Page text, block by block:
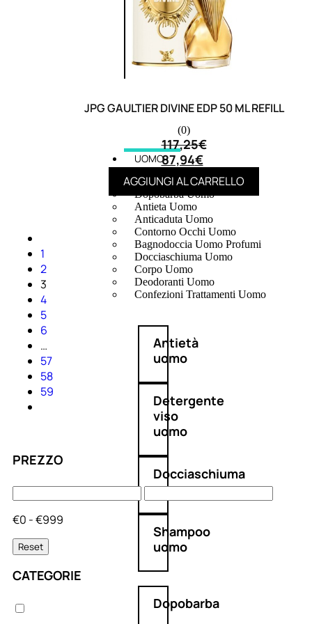
UOMO
Detergente Viso Uomo
Dopobarba Uomo
Antieta Uomo
Anticaduta Uomo
Contorno Occhi Uomo
Bagnodoccia Uomo Profumi
Docciaschiuma Uomo
Corpo Uomo
Deodoranti Uomo
Confezioni Trattamenti Uomo
Antietà
uomo
Detergente
viso
uomo
Docciaschiuma
uomo
Shampoo
uomo
Dopobarba
PREZZO
€0 - €999
Reset
CATEGORIE
JPG GAULTIER DIVINE EDP 50 ML REFILL
(0)
117,25€
87,94€
AGGIUNGI AL CARRELLO
1
2
3
4
5
6
…
57
58
59